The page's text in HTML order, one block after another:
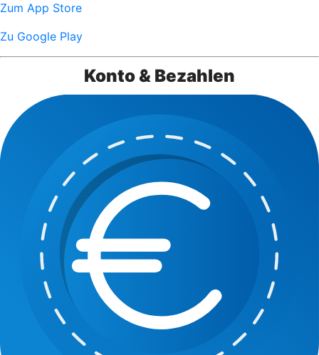
Zum App Store
Zu Google Play
Konto & Bezahlen